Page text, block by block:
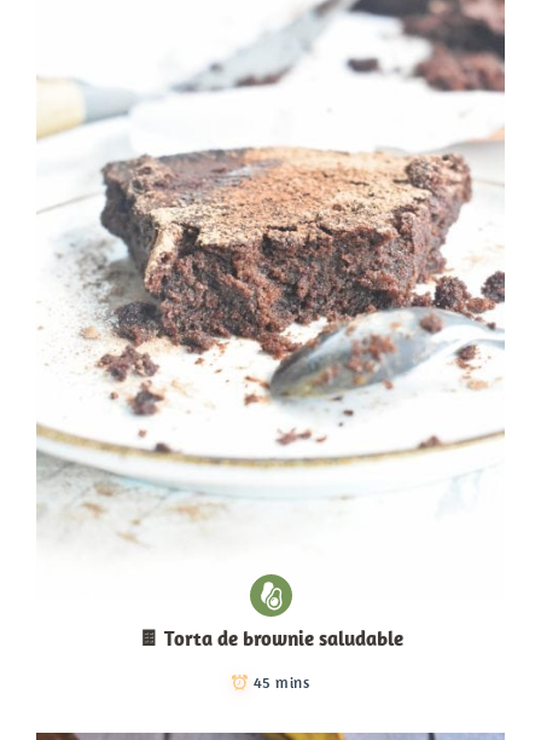
🍫 Torta de brownie saludable
45 mins